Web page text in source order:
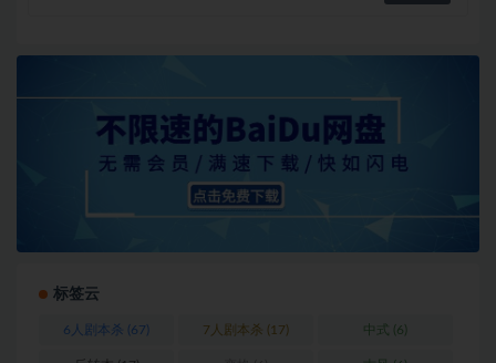
标签云
6人剧本杀 (67) 7人剧本杀 (17) 中式 (6)